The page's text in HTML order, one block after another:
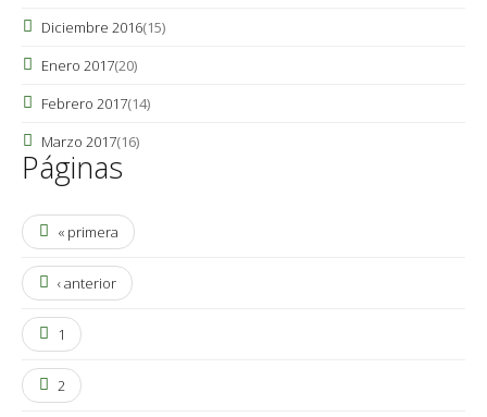
Diciembre 2016(15)
Enero 2017(20)
Febrero 2017(14)
Marzo 2017(16)
Páginas
« primera
‹ anterior
1
2